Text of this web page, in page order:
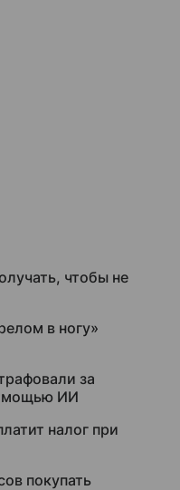
чтобы не
в ногу»
за
ИИ
налог при
покупать